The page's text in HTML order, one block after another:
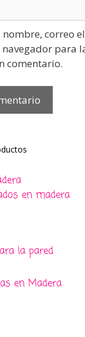
correo
navegador para
comentario.
en madera
la pared
en Madera